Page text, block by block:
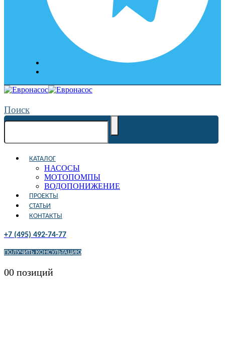
Поиск
КАТАЛОГ
НАСОСЫ
МОТОПОМПЫ
ВОДОПОНИЖЕНИЕ
ПРОЕКТЫ
СТАТЬИ
КОНТАКТЫ
+7 (495) 492-74-77
ПОЛУЧИТЬ КОНСУЛЬТАЦИЮ
00 позиций